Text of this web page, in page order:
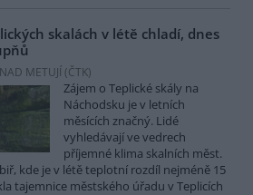
skalách v létě chladí, dnes
METUJÍ (ČTK)
Zájem o Teplické skály na
Náchodsku je v letních
měsících značný. Lidé
vyhledávají ve vedrech
příjemné klima skalních měst.
kde je v létě teplotní rozdíl nejméně 15
tajemnice městského úřadu v Teplicích